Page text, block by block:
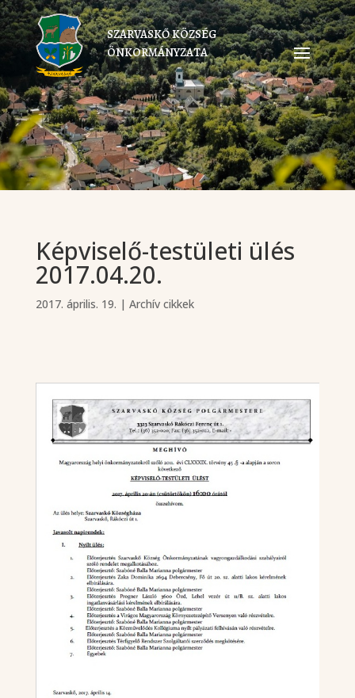
SZARVASKŐ KÖZSÉG
ÖNKORMÁNYZATA
Képviselő-testületi ülés
2017.04.20.
2017. április. 19. | Archív cikkek